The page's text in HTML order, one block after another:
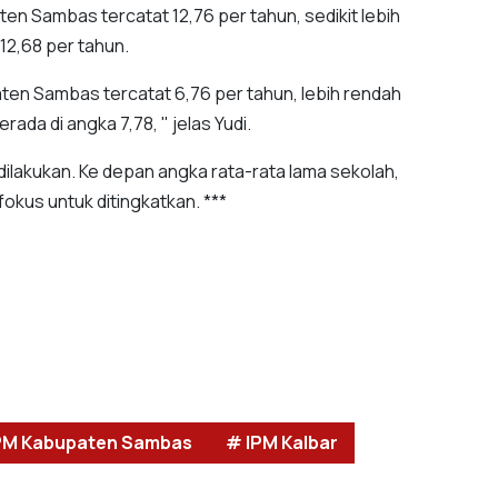
Sambas tercatat 12,76 per tahun, sedikit lebih
per tahun.
Sambas tercatat 6,76 per tahun, lebih rendah
di angka 7,78, " jelas Yudi.
Ke depan angka rata-rata lama sekolah,
untuk ditingkatkan. ***
Kabupaten Sambas # IPM Kalbar